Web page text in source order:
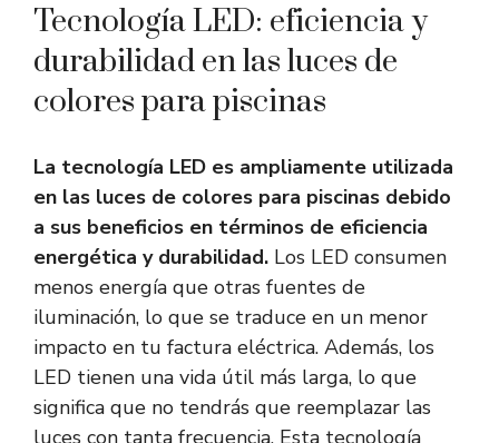
Tecnología LED: eficiencia y
durabilidad en las luces de
colores para piscinas
La tecnología LED es ampliamente utilizada
en las luces de colores para piscinas debido
a sus beneficios en términos de eficiencia
energética y durabilidad. Los LED consumen
menos energía que otras fuentes de
iluminación, lo que se traduce en un menor
impacto en tu factura eléctrica. Además, los
LED tienen una vida útil más larga, lo que
significa que no tendrás que reemplazar las
luces con tanta frecuencia. Esta tecnología